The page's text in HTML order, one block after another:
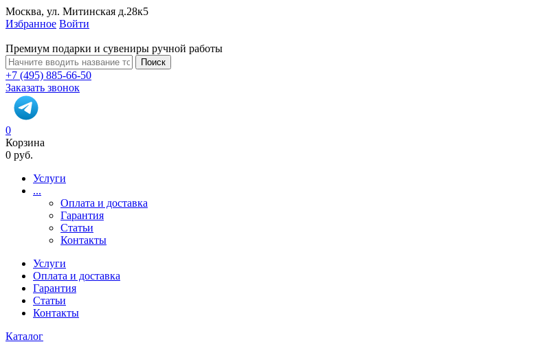
Москва, ул. Митинская д.28к5
Избранное Войти
Премиум подарки и сувениры ручной работы
Поиск
+7 (495) 885-66-50
Заказать звонок
0
Корзина
0 руб.
Услуги
...
Оплата и доставка
Гарантия
Статьи
Контакты
Услуги
Оплата и доставка
Гарантия
Статьи
Контакты
Каталог